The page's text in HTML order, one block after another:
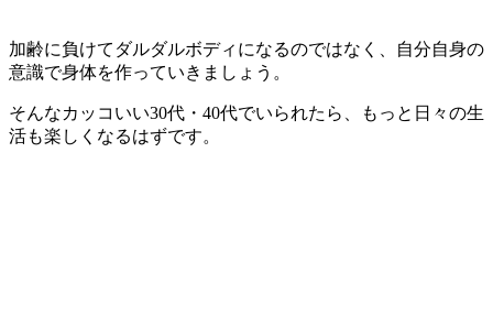
加齢に負けてダルダルボディになるのではなく、自分自身の
意識で身体を作っていきましょう。
そんなカッコいい30代・40代でいられたら、もっと日々の生
活も楽しくなるはずです。